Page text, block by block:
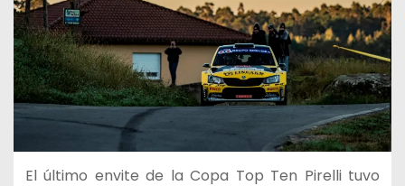
El último envite de la Copa Top Ten Pirelli tuvo